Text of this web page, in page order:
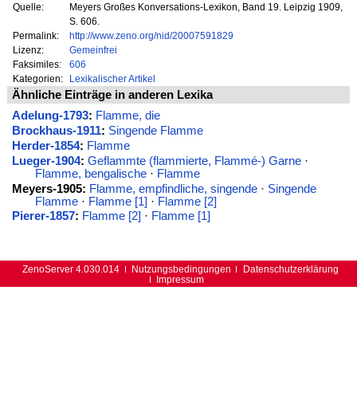
Quelle:
Meyers Großes Konversations-Lexikon, Band 19. Leipzig 1909,
S. 606.
Permalink:
http://www.zeno.org/nid/20007591829
Lizenz:
Gemeinfrei
Faksimiles:
606
Kategorien:
Lexikalischer Artikel
Ähnliche Einträge in anderen Lexika
Adelung-1793: Flamme, die
Brockhaus-1911: Singende Flamme
Herder-1854: Flamme
Lueger-1904: Geflammte (flammierte, Flammé-) Garne·
Flamme, bengalische· Flamme
Meyers-1905: Flamme, empfindliche, singende· Singende
Flamme· Flamme [1] · Flamme [2]
Pierer-1857: Flamme [2] · Flamme [1]
ZenoServer 4.030.014 Nutzungsbedingungen
Datenschutzerklärung
Impressum